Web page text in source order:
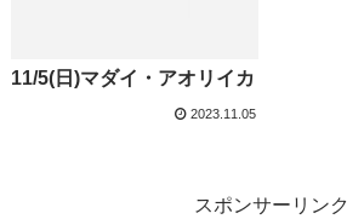
11/5(日)マダイ・アオリイカ
2023.11.05
スポンサーリンク